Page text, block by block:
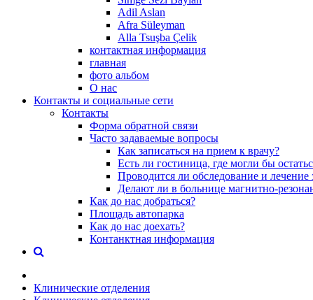
Adil Aslan
Afra Süleyman
Alla Tsuşba Çelik
контактная информация
главная
фото альбом
О нас
Контакты и социальные сети
Контакты
Форма обратной связи
Часто задаваемые вопросы
Как записаться на прием к врачу?
Есть ли гостиница, где могли бы
Проводится ли обследование и
Делают ли в больнице магнитно-
Как до нас добраться?
Площадь автопарка
Как до нас доехать?
Контанктная информация
Клинические отделения